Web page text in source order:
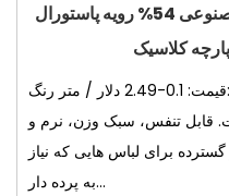
چروک گل بنفش 47% ابریشم مصنوعی 54% رویه پاستورال
کلاسیک
قیمت: 0.1-2.49 دلار / متر رنگ: FRT05-0239-XA/RF ریون یک
قابل تنفس، سبک وزن، نرم و
برای لباس هایی که نیاز
به پرده دار...